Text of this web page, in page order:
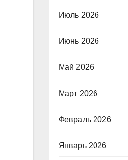
Июль 2026
Июнь 2026
Май 2026
Март 2026
Февраль 2026
Январь 2026